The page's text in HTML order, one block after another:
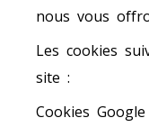
nous vous
Les cookies
site :
Cookies